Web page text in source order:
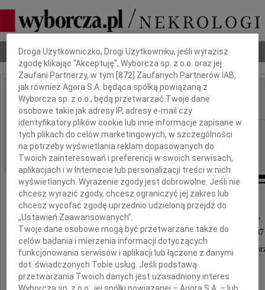
Nekrologi Odeszli Poradnik pogrzebowy
IMIĘ I NAZWISKO: Zdzisław Wołos
REGION: cała Polska
DATA EMISJI: 25.08.2023
Z głębokim smutkiem i żalem zawiadamiamy,
że w dniu 23 sierpnia 2023 roku zmarł w wieku
Wieloletni Prezes Zarządu Banku Spółdzielczego w
Dbamy o Twoją prywatność
Droga Użytkowniczko, Drogi Użytkowniku, jeśli wyrazisz
zgodę klikając "Akceptuję", Wyborcza sp. z o.o. oraz jej
Zaufani Partnerzy, w tym [872 ] Zaufanych Partnerów IAB,
jak również Agora S.A. będąca spółką powiązaną z
Wyborcza sp. z o.o., będą przetwarzać Twoje dane
osobowe takie jak adresy IP, adresy e-mail czy
identyfikatory plików cookie lub inne informacje zapisane w
tych plikach do celów marketingowych, w szczególności
na potrzeby wyświetlania reklam dopasowanych do
Twoich zainteresowań i preferencji w swoich serwisach,
aplikacjach i w Internecie lub personalizacji treści w nich
wyświetlanych. Wyrażenie zgody jest dobrowolne. Jeśli nie
chcesz wyrazić zgody, chcesz ograniczyć jej zakres lub
chcesz wycofać zgodę uprzednio udzieloną przejdź do
„Ustawień Zaawansowanych”.
Twoje dane osobowe mogą być przetwarzane także do
celów badania i mierzenia informacji dotyczących
funkcjonowania serwisów i aplikacji lub łączone z danymi
dot. świadczonych Tobie usług. Jeśli podstawą
przetwarzania Twoich danych jest uzasadniony interes
Wyborcza sp. z o.o., jej spółki powiązanej – Agora S.A. – lub